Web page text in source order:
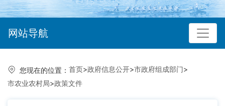
网站导航
您现在的位置： 首页>政府信息公开>市政府组成部门>
市农业农村局>政策文件